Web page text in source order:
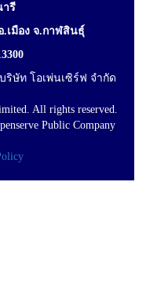
ารี
เมือง จ.กาฬสินธุ์
ริษัท โอเพ่นเซิร์ฟ จำกัด
All rights reserved.
Public Company